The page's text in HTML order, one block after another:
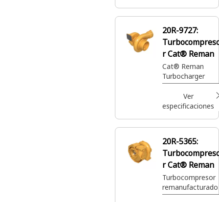
20R-9727:
r Cat® Reman
Cat® Reman
Turbocharger
Ver
especificaciones
20R-5365:
r Cat® Reman
Turbocompresor
remanufacturado